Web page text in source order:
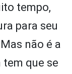
tempo,
para seu
não é a
que se